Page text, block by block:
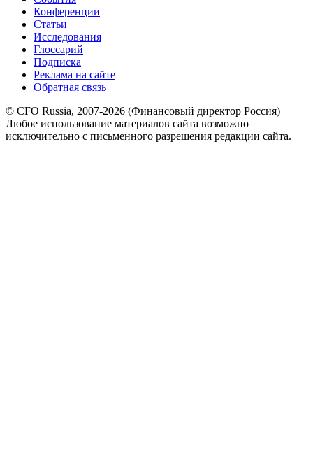
Конференции
Статьи
Исследования
Глоссарий
Подписка
Реклама на сайте
Обратная связь
© CFO Russia, 2007-2026 (Финансовый директор Россия)
Любое использование материалов сайта возможно
исключительно с письменного разрешения редакции сайта.